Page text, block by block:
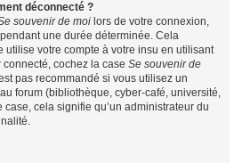
déconnecté ?
souvenir de moi lors de votre connexion,
une durée déterminée. Cela
utilise votre compte à votre insu en utilisant
connecté, cochez la case Se souvenir de
pas recommandé si vous utilisez un
forum (bibliothèque, cyber-café, université,
case, cela signifie qu’un administrateur du